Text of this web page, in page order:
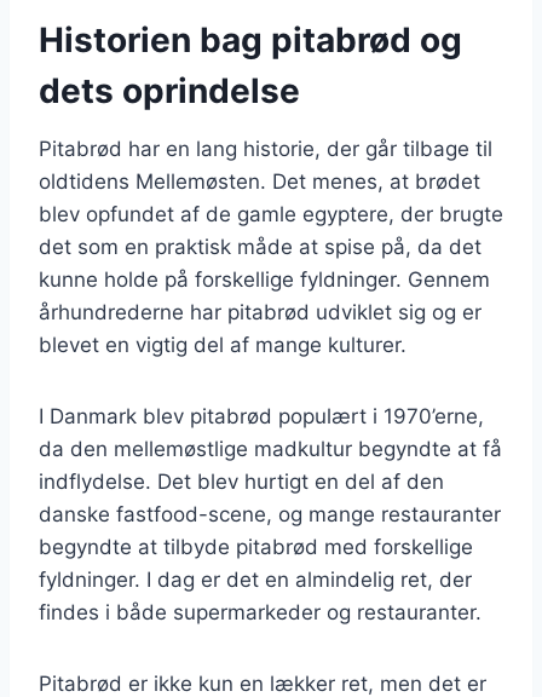
Historien bag pitabrød og
dets oprindelse
Pitabrød har en lang historie, der går tilbage til
oldtidens Mellemøsten. Det menes, at brødet
blev opfundet af de gamle egyptere, der brugte
det som en praktisk måde at spise på, da det
kunne holde på forskellige fyldninger. Gennem
århundrederne har pitabrød udviklet sig og er
blevet en vigtig del af mange kulturer.
I Danmark blev pitabrød populært i 1970’erne,
da den mellemøstlige madkultur begyndte at få
indflydelse. Det blev hurtigt en del af den
danske fastfood-scene, og mange restauranter
begyndte at tilbyde pitabrød med forskellige
fyldninger. I dag er det en almindelig ret, der
findes i både supermarkeder og restauranter.
Pitabrød er ikke kun en lækker ret, men det er